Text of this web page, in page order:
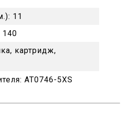
11
140
картридж,
AT0746-5XS